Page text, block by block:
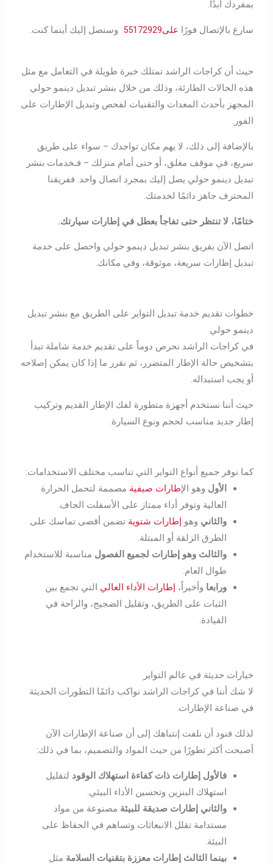
بمفردك أبدًا.
سارع بالإتصال فورًا على55172929 وسنصل إليك أينما كنت.
حيث أن كراجات الراشد تمتلك خبرة طويلة في التعامل مع مثل
هذه الحالات الطارئة، وذلك من خلال بنشر تبديل دينمو حولي
المجهز بأحدث المعدات والتقنيات لفحص وتبديل الإطارات على
الفور.
بالإضافة إلى ذلك، لا يهم مكان تواجدك – سواء على طريق
سريع، في موقف مغلق، أو حتى أمام منزلك – فـخدمات بنشر
تبديل دينمو حولي يصل إليك بمجرد اتصال واحد. ففريقنا
المحترف جاهز دائمًا لخدمتك.
ختامًا، لا تنتظر حتى تفاجأ بعطل في إطارات سيارتك.
اتصل الآن بفريق بنشر تبديل دينمو حولي واحصل على خدمة
تبديل إطارات سريعة، موثوقة، وفي مكانك.
خطوات تقديم خدمة تبديل التواير على الطريق مع بنشر تبديل
دينمو حولي
في كراجات الراشد نحرص دوماً على تقديم خدمة شاملة تبدأ
بتشخيص حالة الإطار المتضرر، ثم نقرر ما إذا كان يمكن إصلاحه
أو يجب استبداله.
حيث أننا نستخدم أجهزة متطورة لفك الإطار القديم وتركيب
إطار جديد مناسب لحجم ونوع السيارة.
كما نوفر جميع أنواع التواير التي تناسب مختلف الاستخدامات:
الأول وهو الإطارات صيفية مصممة لتحمل الحرارة
العالية وتوفر أداء ممتاز على الأسفلت الجاف.
والثاني وهو إطارات شتوية تضمن أقصى تماسك على
الطرق الزلقة أو المبتلة.
والثالث وهو إطارات لجميع الفصول مناسبة للاستخدام
طوال العام.
ورابعا وأخيراً، إطارات الأداء العالي التي تجمع بين
الثبات على الطريق، وتقليل الضجيج، والراحة في
القيادة.
خيارات حديثة في عالم التواير
لا شك أننا في كراجات الراشد نواكب دائمًا التطورات الحديثة
في صناعة الإطارات.
لذلك فنود أن نلفت إنتباهك إلى أن صناعة الإطارات الآن
أصبحت أكثر تطورًا من حيث المواد والتصميم، بما في ذلك:
فالأول إطارات ذات كفاءة استهلاك الوقود لتقليل
استهلاك البنزين وتحسين الأداء البيئي.
والثاني إطارات صديقة للبيئة مصنوعة من مواد
مستدامة تقلل الانبعاثات وتساهم في الحفاظ على
البيئة.
بينما الثالث إطارات معززة بتقنيات السلامة مثل